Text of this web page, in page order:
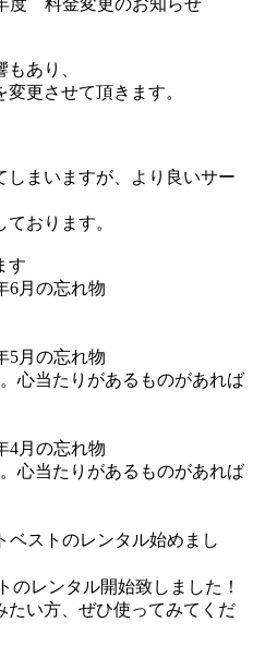
度 料金変更のお知らせ
あり、
更させて頂きます。
しまいますが、より良いサー
おります。
す
6月の忘れ物
5月の忘れ物
心当たりがあるものがあれば
4月の忘れ物
心当たりがあるものがあれば
ベストのレンタル始めまし
のレンタル開始致しました！
たい方、ぜひ使ってみてくだ